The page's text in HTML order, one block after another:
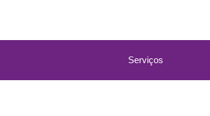
Serviços